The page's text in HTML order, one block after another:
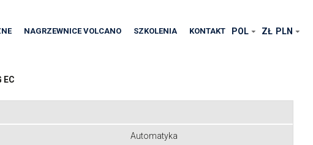
NAGRZEWNICE VOLCANO SZKOLENIA KONTAKT POL ZŁ PLN
EC
Automatyka